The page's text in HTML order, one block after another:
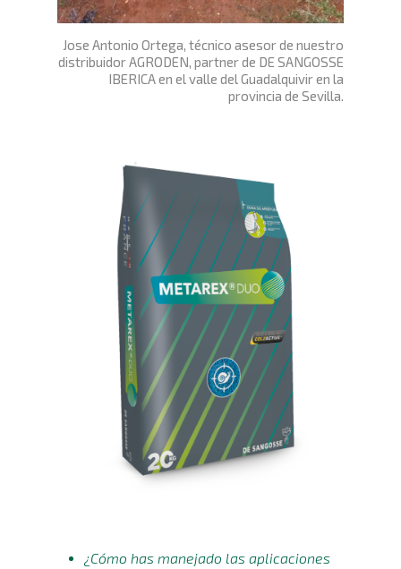
Jose Antonio Ortega, técnico asesor de nuestro
distribuidor AGRODEN, partner de DE SANGOSSE
IBERICA en el valle del Guadalquivir en la
provincia de Sevilla.
¿Cómo has manejado las aplicaciones